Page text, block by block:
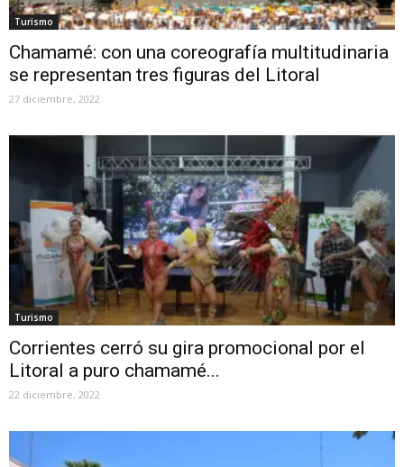
Turismo
Chamamé: con una coreografía multitudinaria
se representan tres figuras del Litoral
27 diciembre, 2022
Turismo
Corrientes cerró su gira promocional por el
Litoral a puro chamamé...
22 diciembre, 2022